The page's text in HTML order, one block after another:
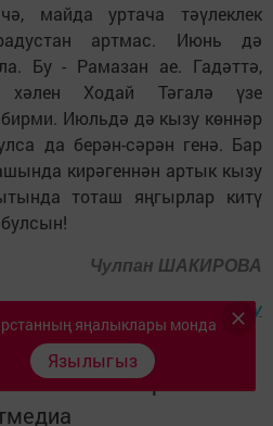
майда уртача тәүлеклек
артмас. Июнь дә
Бу - Рамазан ае. Гадәттә,
хәлен Ходай Тәгалә үзе
Июльдә дә кызу көннәр
да берән-сәрән генә. Бар
кирәгеннән артык кызу
тоташ яңгырлар китү
Чулпан ШАКИРОВА
Чыганак: Интертат.ру
и интересным в
яңалыклары монда
Язылыгыз